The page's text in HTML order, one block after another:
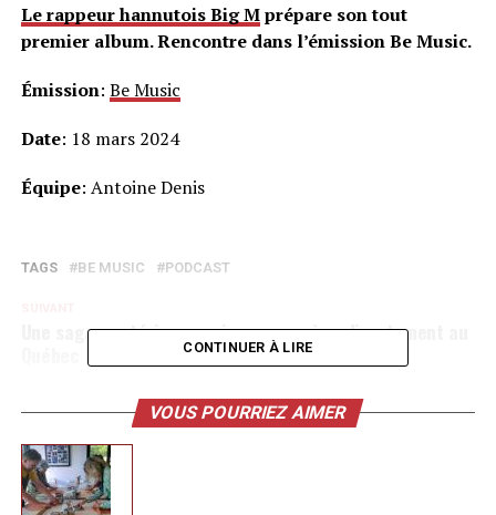
Le rappeur hannutois Big Mprépare son tout
premier album. Rencontre dans l’émission Be Music.
Émission: Be Music
Date: 18 mars 2024
Équipe: Antoine Denis
TAGS BE MUSIC PODCAST
Une saga mystérieuse qui nous emmène directement au
Un spectacle sur l’adolescence proposé à Waremme
CONTINUER À LIRE
VOUS POURRIEZ AIMER